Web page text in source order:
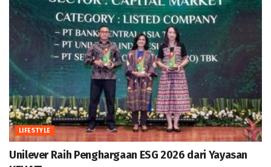
LIFESTYLE
Unilever Raih Penghargaan ESG 2026 dari Yayasan